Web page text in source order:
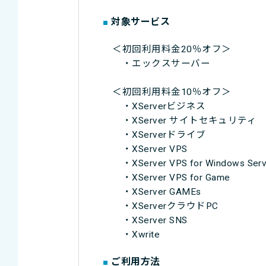
対象サービス
＜初回利用料金20％オフ＞
・エックスサーバー
＜初回利用料金10％オフ＞
・XServerビジネス
・XServer サイトセキュリティ
・XServerドライブ
・XServer VPS
・XServer VPS for Windows
・XServer VPS for Game
・XServer GAMEs
・XServerクラウドPC
・XServer SNS
・Xwrite
ご利用方法